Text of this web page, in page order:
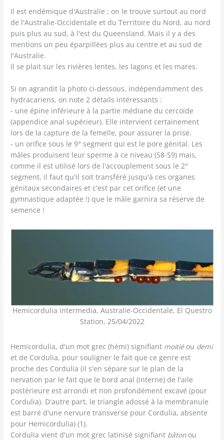
Il est endémique d'Australie ; on le trouve surtout au nord
de l'Australie-Occidentale et du Territoire du Nord, au nord
puis plus au sud, à l'est du Queensland. Mais il y a des
mentions un peu éparpillées plus au centre et au sud de
l'Australie.
Il se plait sur les rivières lentes, les lagons et les mares.
Si on agrandit la photo ci-dessous, indépendamment des
hydracariens, on note 2 détails intéressants :
- une épine inférieure à la partie médiane du cercoïde
(appendice anal supérieur). Elle intervient certainement
lors de la capture de la femelle, pour assurer la prise.
- un orifice sous le 9° segment qui est le pore génital. Les
mâles produisent leur sperme à ce niveau (S8-S9) mais,
comme il est utilisé lors de l'accouplement sous le 2°
segment, il faut qu'il soit transféré jusqu'à ces organes
génitaux secondaires et c'est par cet orifice (et une
gymnastique adaptée !) que le mâle garnira sa réserve de
semence !
Hemicordulia intermedia, Australie-Occidentale, El Questro
Station, 25/04/2022
Hemicordulia, d'un mot grec (hémi) signifiant moitié ou demi
et de Cordulia, pour souligner le fait que ce genre est
proche des Cordulia (il s'en sépare sur le plan de la
nervation par le fait que le bord anal (interne) de l'aile
postérieure est arrondi et non profondément excavé (pour
Cordulia). D'autre part, le triangle adossé à la membranule
est barré d'une nervure transverse pour Cordulia, absente
pour Hemicordulia) (1).
Cordulia vient d'un mot grec latinisé signifiant bâtonou